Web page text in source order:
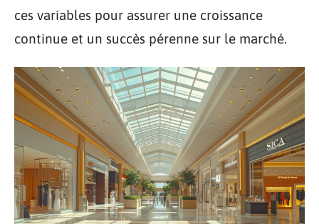
ces variables pour assurer une croissance
continue et un succès pérenne sur le marché.